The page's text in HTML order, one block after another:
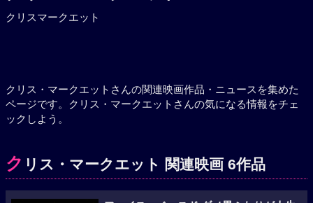
クリスマークエット
クリス・マークエットさんの関連映画作品・ニュースを集めた
ページです。クリス・マークエットさんの気になる情報をチェ
ックしよう。
ク リス・マークエット 関連映画 6作品